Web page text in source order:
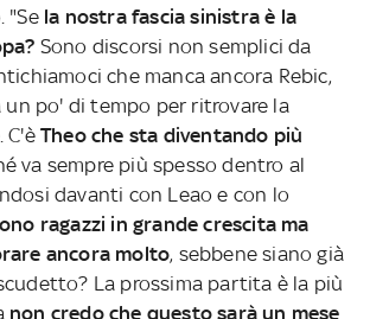
"Se la nostra fascia sinistra è la
Sono discorsi non semplici da
che manca ancora Rebic,
un po' di tempo per ritrovare la
C'è Theo che sta diventando più
va sempre più spesso dentro al
davanti con Leao e con lo
ragazzi in grande crescita ma
ancora molto, sebbene siano già
La prossima partita è la più
non credo che questo sarà un mese